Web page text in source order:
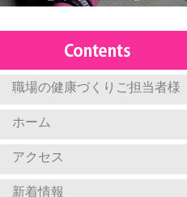
職場の健康づくりご担当者様
ホーム
アクセス
新着情報